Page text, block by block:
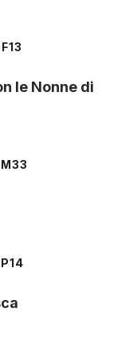
le Nonne di